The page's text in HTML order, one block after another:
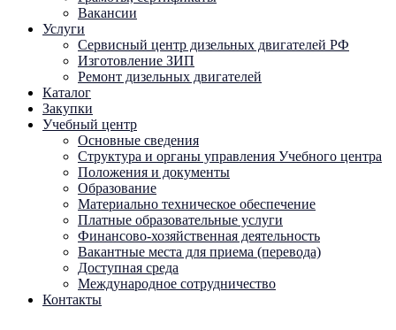
Вакансии
Услуги
Сервисный центр дизельных двигателей РФ
Изготовление ЗИП
Ремонт дизельных двигателей
Каталог
Закупки
Учебный центр
Основные сведения
Структура и органы управления Учебного центра
Положения и документы
Образование
Материально техническое обеспечение
Платные образовательные услуги
Финансово-хозяйственная деятельность
Вакантные места для приема (перевода)
Доступная среда
Международное сотрудничество
Контакты